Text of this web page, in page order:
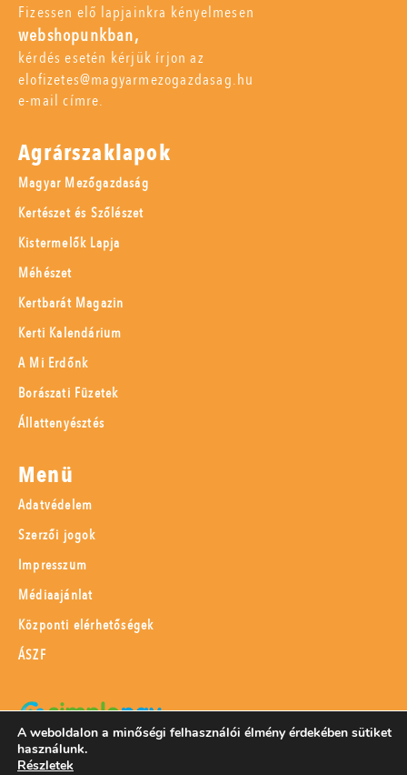
Fizessen elő lapjainkra kényelmesen
webshopunkban,
kérdés esetén kérjük írjon az
elofizetes@magyarmezogazdasag.hu
e-mail címre.
Agrárszaklapok
Magyar Mezőgazdaság
Kertészet és Szőlészet
Kistermelők Lapja
Méhészet
Kertbarát Magazin
Kerti Kalendárium
A Mi Erdőnk
Borászati Füzetek
Állattenyésztés
Menü
Adatvédelem
Szerzői jogok
Impresszum
Médiaajánlat
Központi elérhetőségek
ÁSZF
SimplePay adattovábbítási nyilatkozat
A weboldalon a minőségi felhasználói élmény érdekében sütiket
használunk.
Részletek